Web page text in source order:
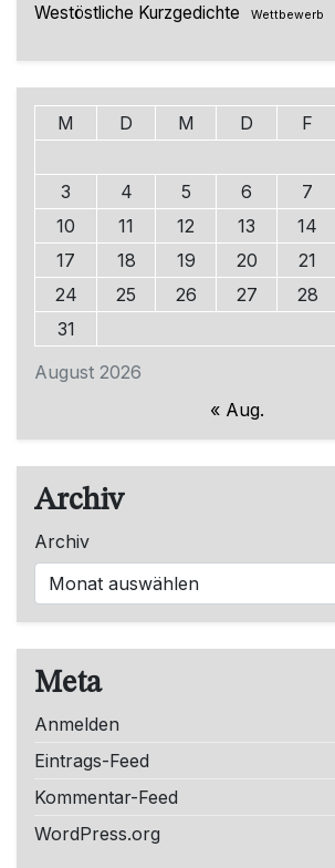
Westöstliche Kurzgedichte
Wettbewerb
August 2026
M D M D F
3
4 5 6 7
10
11 12 13 14
17
18 19 20 21
24
25 26 27 28
31
« Aug.
Archiv
Archiv
Meta
Anmelden
Eintrags-Feed
Kommentar-Feed
WordPress.org